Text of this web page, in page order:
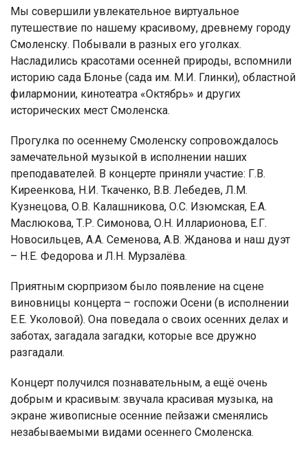
Мы совершили увлекательное виртуальное
путешествие по нашему красивому, древнему городу
Смоленску. Побывали в разных его уголках.
Насладились красотами осенней природы, вспомнили
историю сада Блонье (сада им. М.И. Глинки), областной
филармонии, кинотеатра «Октябрь» и других
исторических мест Смоленска.
Прогулка по осеннему Смоленску сопровождалось
замечательной музыкой в исполнении наших
преподавателей. В концерте приняли участие: Г.В.
Киреенкова, Н.И. Ткаченко, В.В. Лебедев, Л.М.
Кузнецова, О.В. Калашникова, О.С. Изюмская, Е.А.
Маслюкова, Т.Р. Симонова, О.Н. Илларионова, Е.Г.
Новосильцев, А.А. Семенова, А.В. Жданова и наш дуэт
– Н.Е. Федорова и Л.Н. Мурзалёва.
Приятным сюрпризом было появление на сцене
виновницы концерта – госпожи Осени (в исполнении
Е.Е. Уколовой). Она поведала о своих осенних делах и
заботах, загадала загадки, которые все дружно
разгадали.
Концерт получился познавательным, а ещё очень
добрым и красивым: звучала красивая музыка, на
экране живописные осенние пейзажи сменялись
незабываемыми видами осеннего Смоленска.